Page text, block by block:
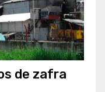
de zafra